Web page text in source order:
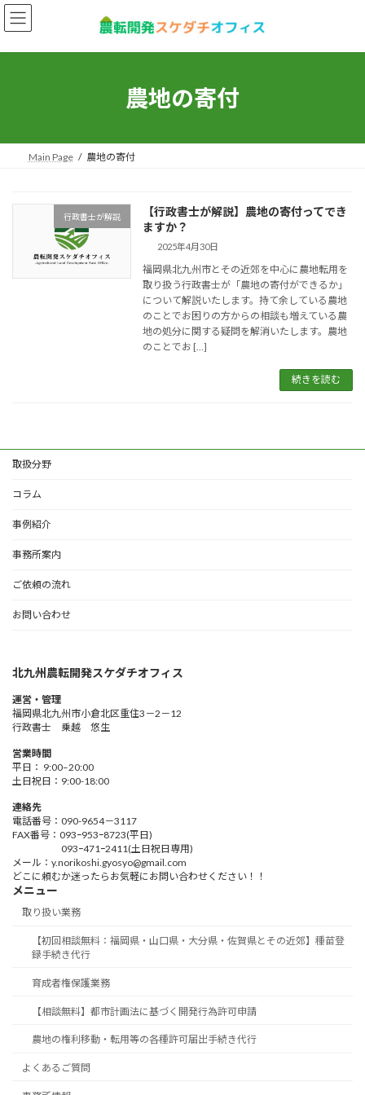
コ
ン
ン
ナ
ビ
ー
農地の寄付
Main Page 農地の寄付
行政書士が解説
【行政書士が解説】農地の寄付ってでき
ますか？
2025年4月30日
福岡県北九州市とその近郊を中心に農地転用を
取り扱う行政書士が「農地の寄付ができるか」
について解説いたします。持て余している農地
のことでお困りの方からの相談も増えている農
地の処分に関する疑問を解消いたします。農地
のことでお […]
続きを読む
取扱分野
コラム
事例紹介
事務所案内
ご依頼の流れ
お問い合わせ
北九州農転開発スケダチオフィス
運営・管理
福岡県北九州市小倉北区重住3－2－12
行政書士 乗越 悠生
営業時間
平日： 9:00–20:00
土日祝日：9:00-18:00
連絡先
電話番号：090-9654－3117
FAX番号：093ｰ953ｰ8723(平日)
093ｰ471ｰ2411(土日祝日専用)
メール：y.norikoshi.gyosyo@gmail.com
どこに頼むか迷ったらお気軽にお問い合わせください！！
メニュー
取り扱い業務
【初回相談無料：福岡県・山口県・大分県・佐賀県とその近郊】種苗登
録手続き代行
育成者権保護業務
【相談無料】都市計画法に基づく開発行為許可申請
農地の権利移動・転用等の各種許可届出手続き代行
よくあるご質問